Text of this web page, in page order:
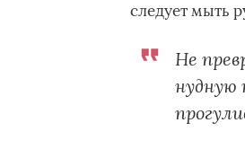
следует мыть
Не
нудную